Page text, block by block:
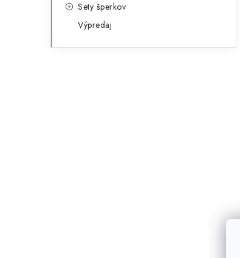
Sety šperkov
Výpredaj